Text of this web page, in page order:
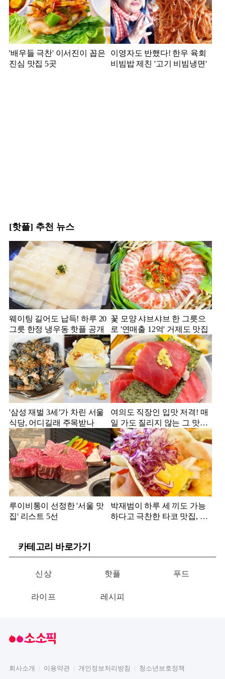
'배우들 극찬' 이서진이 꼽은
진심 맛집 5곳
이영자도 반했다! 한우 육회
비빔밥 제친 '고기 비빔냉면'
[핫플] 추천 뉴스
웨이팅 길어도 납득! 하루 20
그릇 한정 냉우동 핫플 공개
꽃 모양 샤브샤브 한 그릇으
로 '연매출 12억' 거제도 맛집
'삼성 재벌 3세’가 차린 서울
식당, 어디길래 주목받나
여의도 직장인 입맛 저격! 매
일 가도 질리지 않는 그 맛집
은?
루이비통이 선정한 '서울 맛
집' 리스트 5선
박재범이 하루 세 끼도 가능
하다고 극찬한 타코 맛집, 어
카테고리 바로가기
신상 핫플 푸드
라이프 레시피
회사소개 이용약관 개인정보처리방침 청소년보호정책